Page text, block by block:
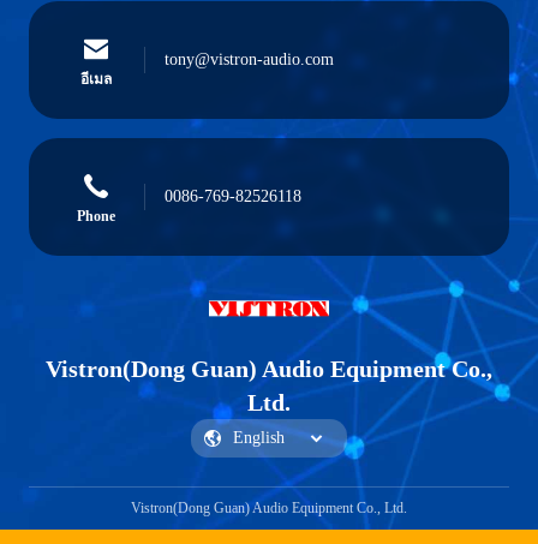
อีเมล
tony@vistron-audio.com
Phone
0086-769-82526118
Vistron(Dong Guan) Audio Equipment Co.,
Ltd.
Vistron(Dong Guan) Audio Equipment Co., Ltd.